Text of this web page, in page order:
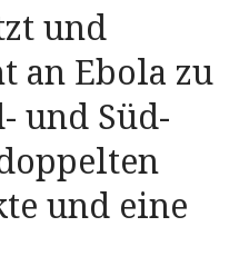
und
an Ebola zu
und Süd-
und eine